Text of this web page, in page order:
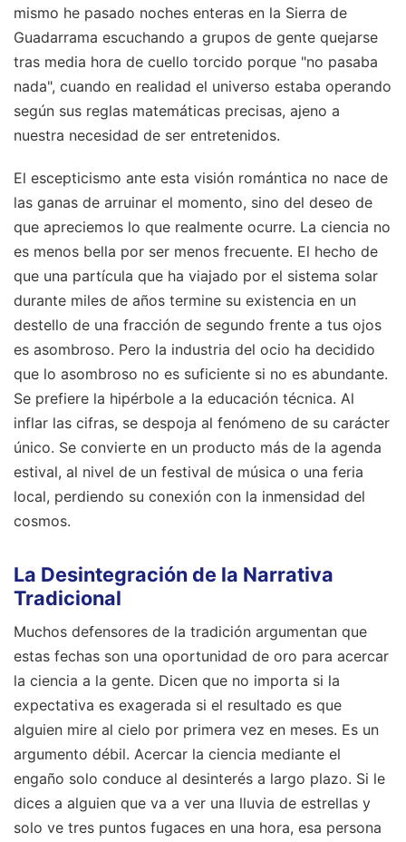
mismo he pasado noches enteras en la Sierra de
Guadarrama escuchando a grupos de gente quejarse
tras media hora de cuello torcido porque "no pasaba
nada", cuando en realidad el universo estaba operando
según sus reglas matemáticas precisas, ajeno a
nuestra necesidad de ser entretenidos.
El escepticismo ante esta visión romántica no nace de
las ganas de arruinar el momento, sino del deseo de
que apreciemos lo que realmente ocurre. La ciencia no
es menos bella por ser menos frecuente. El hecho de
que una partícula que ha viajado por el sistema solar
durante miles de años termine su existencia en un
destello de una fracción de segundo frente a tus ojos
es asombroso. Pero la industria del ocio ha decidido
que lo asombroso no es suficiente si no es abundante.
Se prefiere la hipérbole a la educación técnica. Al
inflar las cifras, se despoja al fenómeno de su carácter
único. Se convierte en un producto más de la agenda
estival, al nivel de un festival de música o una feria
local, perdiendo su conexión con la inmensidad del
cosmos.
La Desintegración de la Narrativa
Tradicional
Muchos defensores de la tradición argumentan que
estas fechas son una oportunidad de oro para acercar
la ciencia a la gente. Dicen que no importa si la
expectativa es exagerada si el resultado es que
alguien mire al cielo por primera vez en meses. Es un
argumento débil. Acercar la ciencia mediante el
engaño solo conduce al desinterés a largo plazo. Si le
dices a alguien que va a ver una lluvia de estrellas y
solo ve tres puntos fugaces en una hora, esa persona